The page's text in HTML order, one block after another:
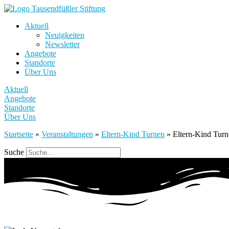
Aktuell
Neuigkeiten
Newsletter
Angebote
Standorte
Über Uns
Aktuell
Angebote
Standorte
Über Uns
Startseite » Veranstaltungen » Eltern-Kind Turnen » Eltern-Kind
Suche